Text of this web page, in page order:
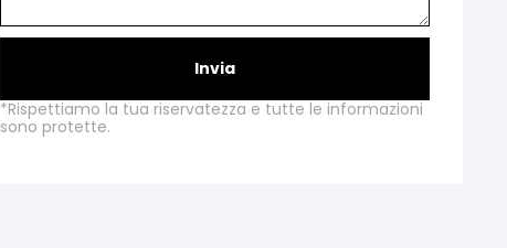
Invia
*Rispettiamo la tua riservatezza e tutte le informazioni
sono protette.